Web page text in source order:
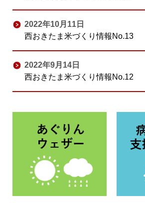
2022年10月11日
西おきたま米づくり情報No.13
2022年9月14日
西おきたま米づくり情報No.12